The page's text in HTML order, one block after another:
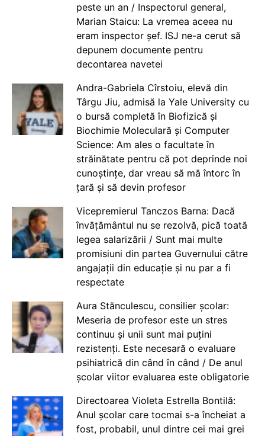
peste un an / Inspectorul general,
Marian Staicu: La vremea aceea nu
eram inspector șef. ISJ ne-a cerut să
depunem documente pentru
decontarea navetei
Andra-Gabriela Cîrstoiu, elevă din
Târgu Jiu, admisă la Yale University cu
o bursă completă în Biofizică și
Biochimie Moleculară și Computer
Science: Am ales o facultate în
străinătate pentru că pot deprinde noi
cunoștințe, dar vreau să mă întorc în
țară și să devin profesor
Vicepremierul Tanczos Barna: Dacă
învățământul nu se rezolvă, pică toată
legea salarizării / Sunt mai multe
promisiuni din partea Guvernului către
angajații din educație și nu par a fi
respectate
Aura Stănculescu, consilier școlar:
Meseria de profesor este un stres
continuu și unii sunt mai puțini
rezistenți. Este necesară o evaluare
psihiatrică din când în când / De anul
școlar viitor evaluarea este obligatorie
Directoarea Violeta Estrella Bontilă:
Anul școlar care tocmai s-a încheiat a
fost, probabil, unul dintre cei mai grei